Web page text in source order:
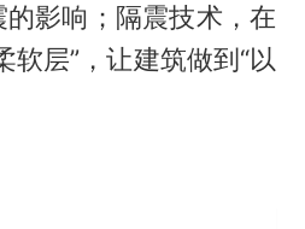
影响；隔震技术，在
软层”，让建筑做到“以